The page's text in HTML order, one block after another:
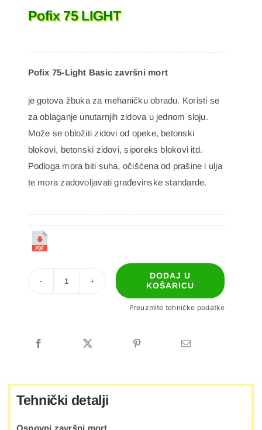
Pofix 75 LIGHT
Pofix 75-Light Basic završni mort
je gotova žbuka za mehaničku obradu. Koristi se
za oblaganje unutarnjih zidova u jednom sloju.
Može se obložiti zidovi od opeke, betonski
blokovi, betonski zidovi, siporeks blokovi itd.
Podloga mora biti suha, očišćena od prašine i ulja
te mora zadovoljavati građevinske standarde.
količina
DODAJ U
KOŠARICU
Preuzmite tehničke podatke
Tehnički detalji